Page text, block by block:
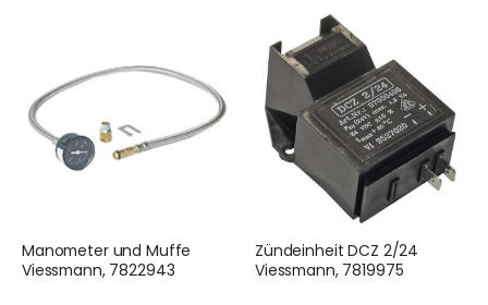
Manometer und Muffe
Viessmann, 7822943
Zündeinheit DCZ 2/24
Viessmann, 7819975